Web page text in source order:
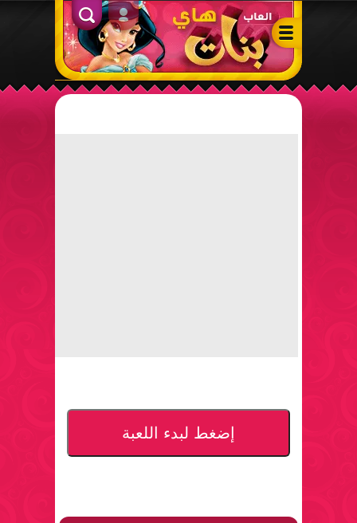
ألعاب بنات هاي – أفضل ألعاب تلبيس، مكياج، طبخ وأنشطة ممتعة
الدخول
إضغط لبدء اللعبة